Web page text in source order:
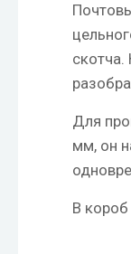
Для
мм, он
В